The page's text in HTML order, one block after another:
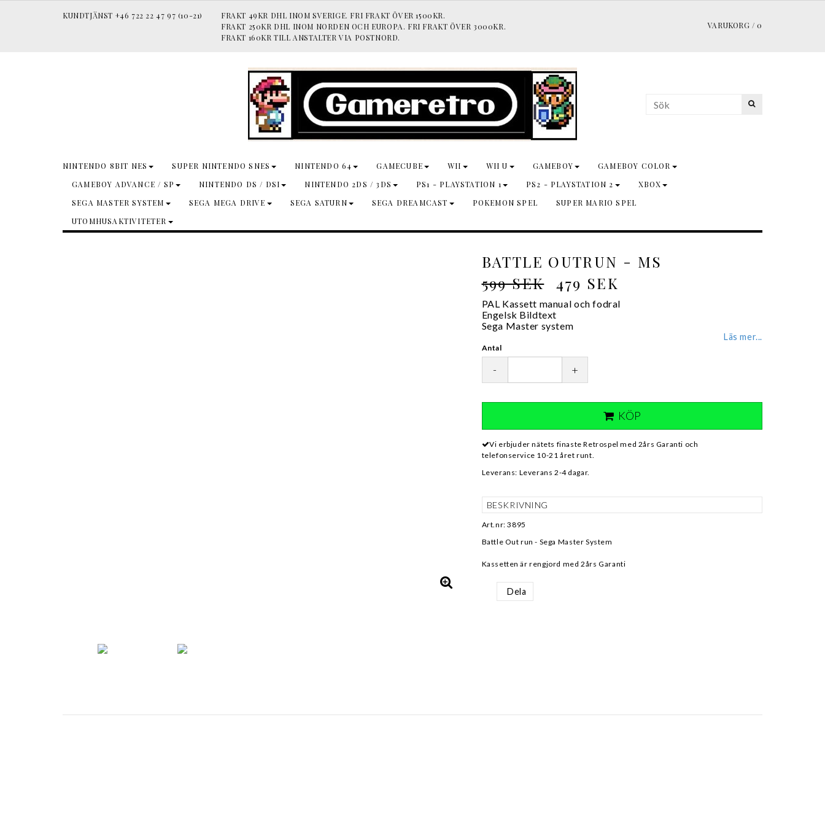
KUNDTJÄNST +46 722 22 47 97 (10-21)
FRAKT 49KR DHL INOM SVERIGE. FRI FRAKT ÖVER 1500KR.
FRAKT 250KR DHL INOM NORDEN OCH EUROPA. FRI FRAKT ÖVER 3000KR.
FRAKT 160KR TILL ANSTALTER VIA POSTNORD.
VARUKORG / 0
NINTENDO 8BIT NES SUPER NINTENDO SNES NINTENDO 64 GAMECUBE WII WII U GAMEBOY
GAMEBOY COLOR
GAMEBOY ADVANCE / SP
NINTENDO DS / DSI NINTENDO 2DS / 3DS PS1 - PLAYSTATION 1 PS2 - PLAYSTATION 2
XBOX
SEGA MASTER SYSTEM
SEGA MEGA DRIVE SEGA SATURN SEGA DREAMCAST POKEMON SPEL
SUPER MARIO SPEL
UTOMHUSAKTIVITETER
BATTLE OUTRUN - MS
599 SEK
479 SEK
PAL Kassett manual och fodral
Engelsk Bildtext
Sega Master system
Läs mer...
Antal
- +
KÖP
Vi erbjuder nätets finaste Retrospel med 2års Garanti och
telefonservice 10-21 året runt.
Leverans: Leverans 2-4 dagar.
BESKRIVNING
Art.nr: 3895
Battle Out run - Sega Master System
Kassetten är rengjord med 2års Garanti
Dela